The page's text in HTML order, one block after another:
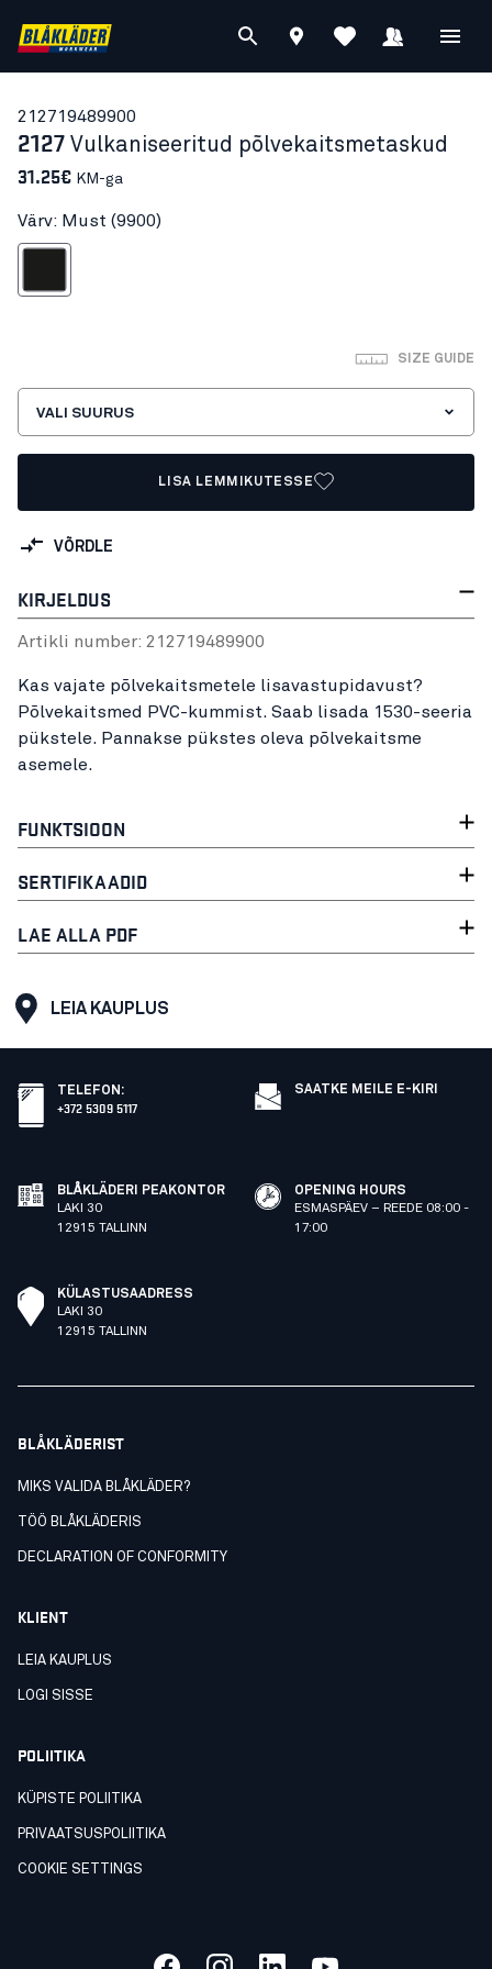
212719489900
2127 Vulkaniseeritud põlvekaitsmetaskud
31.25€ KM-ga
Värv: Must (9900)
SIZE GUIDE
VALI SUURUS
LISA LEMMIKUTESSE
VÕRDLE
KIRJELDUS
Artikli number: 212719489900
Kas vajate põlvekaitsmetele lisavastupidavust?
Põlvekaitsmed PVC-kummist. Saab lisada 1530-seeria
pükstele. Pannakse pükstes oleva põlvekaitsme
asemele.
FUNKTSIOON
SERTIFIKAADID
LAE ALLA PDF
LEIA KAUPLUS
TELEFON :
+372 5309 5117
SAATKE MEILE E-KIRI
BLÅKLÄDERI PEAKONTOR
LAKI 30
12915 TALLINN
OPENING HOURS
ESMASPÄEV – REEDE 08:00 -
17:00
KÜLASTUSAADRESS
LAKI 30
12915 TALLINN
BLÅKLÄDERIST
MIKS VALIDA BLÅKLÄDER?
TÖÖ BLÅKLÄDERIS
DECLARATION OF CONFORMITY
KLIENT
LEIA KAUPLUS
LOGI SISSE
POLIITIKA
KÜPISTE POLIITIKA
PRIVAATSUSPOLIITIKA
COOKIE SETTINGS